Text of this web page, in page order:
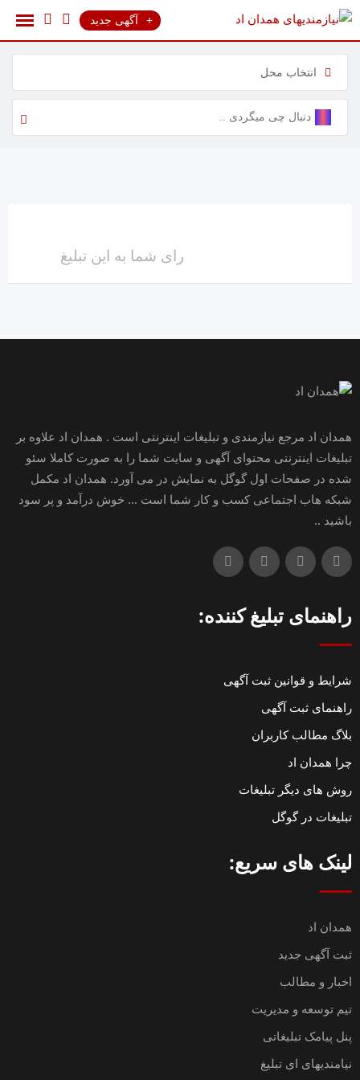
پرش
آگهی جدید
انتخاب محل
رای شما به این تبلیغ
همدان اد مرجع نیازمندی و تبلیغات اینترنتی است . همدان اد علاوه بر
تبلیغات اینترنتی محتوای آگهی و سایت شما را به صورت کاملا سئو
شده در صفحات اول گوگل به نمایش در می آورد. همدان اد مکمل
شبکه هاب اجتماعی کسب و کار شما است ... خوش درآمد و پر سود
باشید ..
راهنمای تبلیغ کننده:
شرایط و قوانین ثبت آگهی
راهنمای ثبت آگهی
بلاگ مطالب کاربران
چرا همدان اد
روش های دیگر تبلیغات
تبلیغات در گوگل
لینک های سریع:
همدان اد
ثبت آگهی جدید
اخبار و مطالب
تیم توسعه و مدیریت
پنل پیامک تبلیغاتی
نیامندیهای ای تبلیغ